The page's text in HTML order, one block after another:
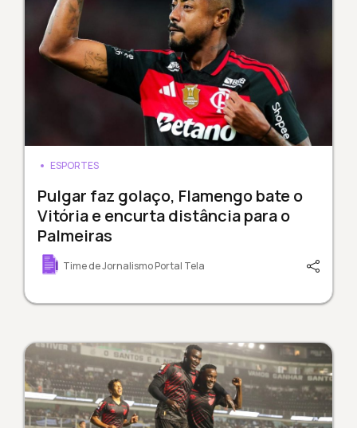
ESPORTES
Pulgar faz golaço, Flamengo bate o
Vitória e encurta distância para o
Palmeiras
Time de Jornalismo Portal Tela